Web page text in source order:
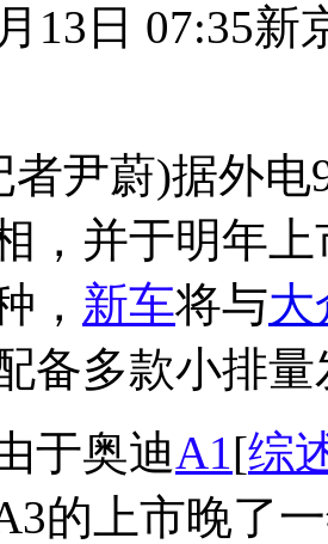
13日 07:35新
者尹蔚)据外
，并于明年
， 新车将与大
备多款小排
于奥迪A1[综
的上市晚了